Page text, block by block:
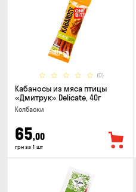
(0)
Кабаносы из мяса птицы
«Дмитрук» Delicate, 40г
Колбаски
65,00
грн за 1 шт